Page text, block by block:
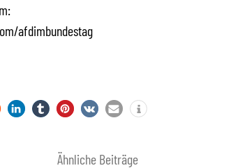
afdimbundestag
Ähnliche Beiträge